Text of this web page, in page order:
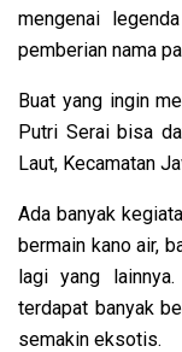
mengenai
pemberian nama
Buat yang ingin
Putri Serai bisa
Laut, Kecamatan
Ada banyak
bermain kano air,
lagi yang
terdapat banyak
semakin eksotis.